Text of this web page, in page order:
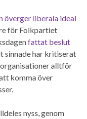
överger liberala ideal
för Folkpartiet
fattat beslut
sinnade har kritiserat
alltför
komma över
nyss, genom